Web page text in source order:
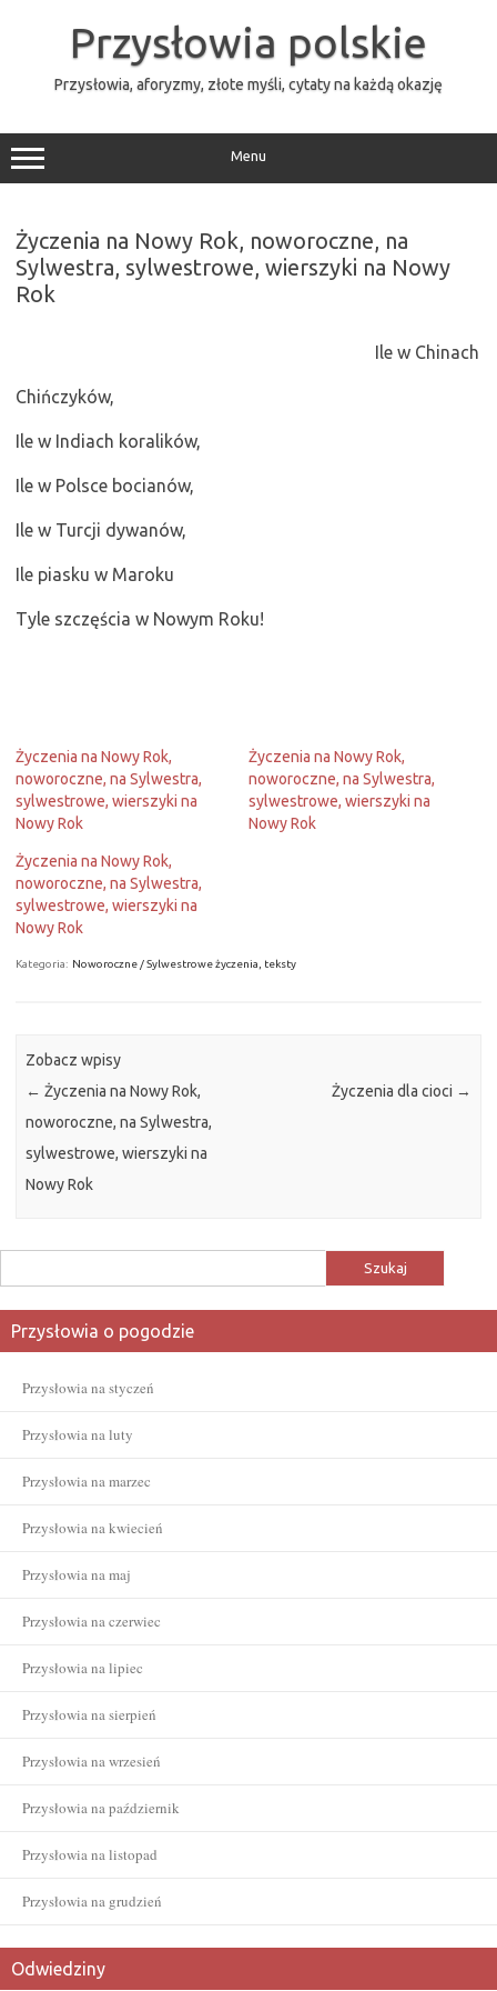
Przysłowia polskie
Przysłowia, aforyzmy, złote myśli, cytaty na każdą okazję
Menu
Życzenia na Nowy Rok, noworoczne, na
Sylwestra, sylwestrowe, wierszyki na Nowy
Rok
Ile w Chinach
Chińczyków,
Ile w Indiach koralików,
Ile w Polsce bocianów,
Ile w Turcji dywanów,
Ile piasku w Maroku
Tyle szczęścia w Nowym Roku!
Życzenia na Nowy Rok,
noworoczne, na Sylwestra,
sylwestrowe, wierszyki na
Nowy Rok
Życzenia na Nowy Rok,
noworoczne, na Sylwestra,
sylwestrowe, wierszyki na
Nowy Rok
Życzenia na Nowy Rok,
noworoczne, na Sylwestra,
sylwestrowe, wierszyki na
Nowy Rok
Kategoria: Noworoczne / Sylwestrowe życzenia, teksty
Zobacz wpisy
← Życzenia na Nowy Rok,
noworoczne, na Sylwestra,
sylwestrowe, wierszyki na
Nowy Rok
Życzenia dla cioci →
Przysłowia o pogodzie
Przysłowia na styczeń
Przysłowia na luty
Przysłowia na marzec
Przysłowia na kwiecień
Przysłowia na maj
Przysłowia na czerwiec
Przysłowia na lipiec
Przysłowia na sierpień
Przysłowia na wrzesień
Przysłowia na październik
Przysłowia na listopad
Przysłowia na grudzień
Odwiedziny